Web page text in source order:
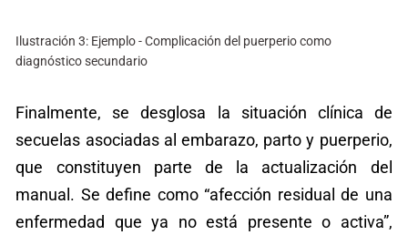
Ilustración 3: Ejemplo - Complicación del puerperio como
diagnóstico secundario
Finalmente, se desglosa la situación clínica de
secuelas asociadas al embarazo, parto y puerperio,
que constituyen parte de la actualización del
manual. Se define como “afección residual de una
enfermedad que ya no está presente o activa”,